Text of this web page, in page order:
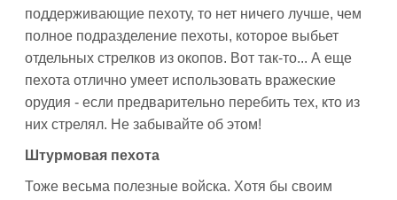
поддерживающие пехоту, то нет ничего лучше, чем
полное подразделение пехоты, которое выбьет
отдельных стрелков из окопов. Вот так-то... А еще
пехота отлично умеет использовать вражеские
орудия - если предварительно перебить тех, кто из
них стрелял. Не забывайте об этом!
Штурмовая пехота
Тоже весьма полезные войска. Хотя бы своим